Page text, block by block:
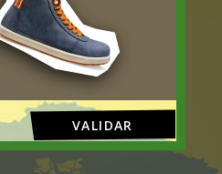
VALIDAR